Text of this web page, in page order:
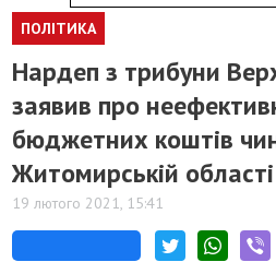
ПОЛІТИКА
Нардеп з трибуни
заявив про
бюджетних коштів
Житомирській області
19 лютого 2021, 15:41